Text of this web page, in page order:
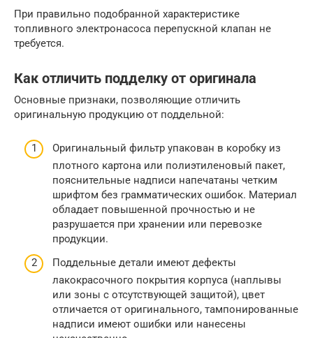
При правильно подобранной характеристике
топливного электронасоса перепускной клапан не
требуется.
Как отличить подделку от оригинала
Основные признаки, позволяющие отличить
оригинальную продукцию от поддельной:
Оригинальный фильтр упакован в коробку из
плотного картона или полиэтиленовый пакет,
пояснительные надписи напечатаны четким
шрифтом без грамматических ошибок. Материал
обладает повышенной прочностью и не
разрушается при хранении или перевозке
продукции.
Поддельные детали имеют дефекты
лакокрасочного покрытия корпуса (наплывы
или зоны с отсутствующей защитой), цвет
отличается от оригинального, тампонированные
надписи имеют ошибки или нанесены